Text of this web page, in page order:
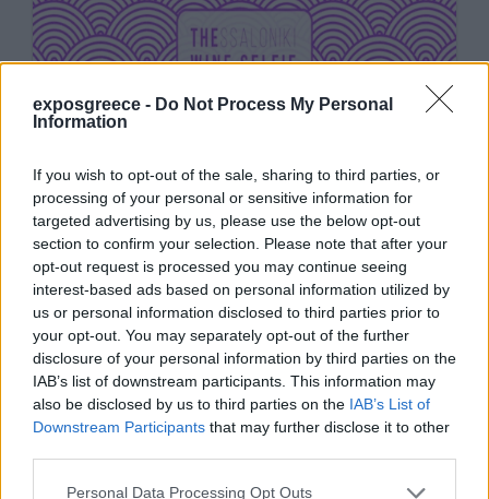
exposgreece - Do Not Process My Personal
Information
If you wish to opt-out of the sale, sharing to third parties, or
processing of your personal or sensitive information for
targeted advertising by us, please use the below opt-out
section to confirm your selection. Please note that after your
opt-out request is processed you may continue seeing
interest-based ads based on personal information utilized by
us or personal information disclosed to third parties prior to
your opt-out. You may separately opt-out of the further
disclosure of your personal information by third parties on the
IAB’s list of downstream participants. This information may
also be disclosed by us to third parties on the IAB’s List of
Downstream Participants that may further disclose it to other
Personal Data Processing Opt Outs